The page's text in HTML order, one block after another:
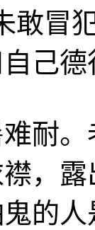
敢冒
己
耐
，
的人